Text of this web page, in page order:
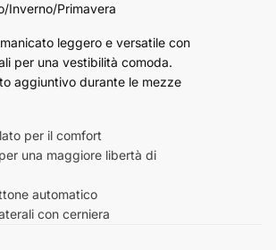
Inverno/Primavera
leggero e versatile con
per una vestibilità comoda.
aggiuntivo durante le mezze
per il comfort
una maggiore libertà di
automatico
con cerniera